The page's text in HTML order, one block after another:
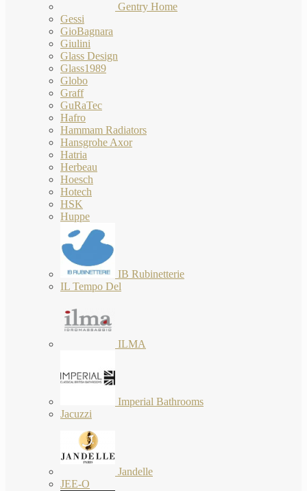
Gentry Home
Gessi
GioBagnara
Giulini
Glass Design
Glass1989
Globo
Graff
GuRaTec
Hafro
Hammam Radiators
Hansgrohe Axor
Hatria
Herbeau
Hoesch
Hotech
HSK
Huppe
IB Rubinetterie
IL Tempo Del
ILMA
Imperial Bathrooms
Jacuzzi
Jandelle
JEE-O